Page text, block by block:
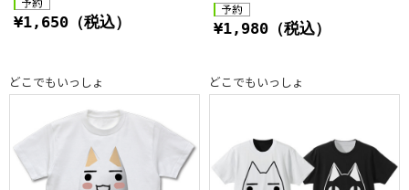
¥1,650（税込） ¥1,980（税込）
どこでもいっしょ どこでもいっしょ